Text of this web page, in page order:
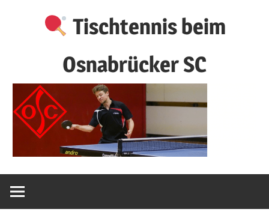
Tischtennis beim
Osnabrücker SC